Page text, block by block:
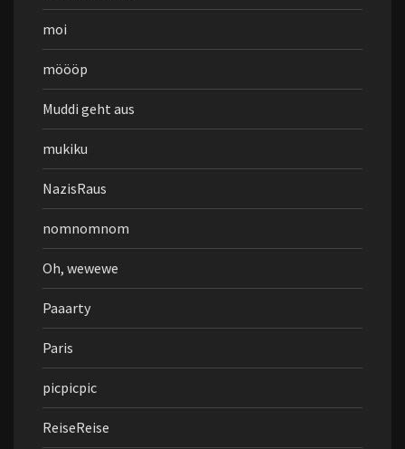
moi
möööp
Muddi geht aus
mukiku
NazisRaus
nomnomnom
Oh, wewewe
Paaarty
Paris
picpicpic
ReiseReise